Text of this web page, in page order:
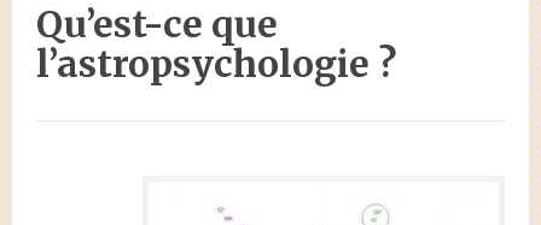
Qu’est-ce que
l’astropsychologie ?